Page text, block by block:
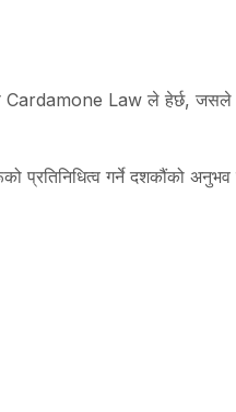
Cardamone Law ले हेर्छ,
गर्ने दशकौंको अनुभव